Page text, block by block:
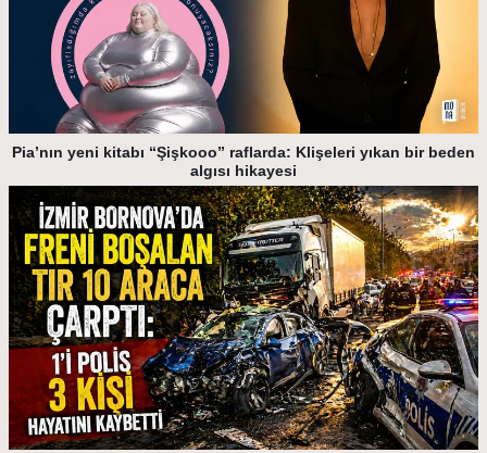
Pia’nın yeni kitabı “Şişkooo” raflarda: Klişeleri yıkan bir beden
algısı hikayesi